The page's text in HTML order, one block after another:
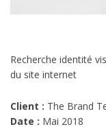
Recherche identité
du site internet
Client : The Brand
Date : Mai 2018